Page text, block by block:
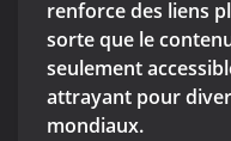
renforce des liens
sorte que le
seulement
attrayant pour
mondiaux.